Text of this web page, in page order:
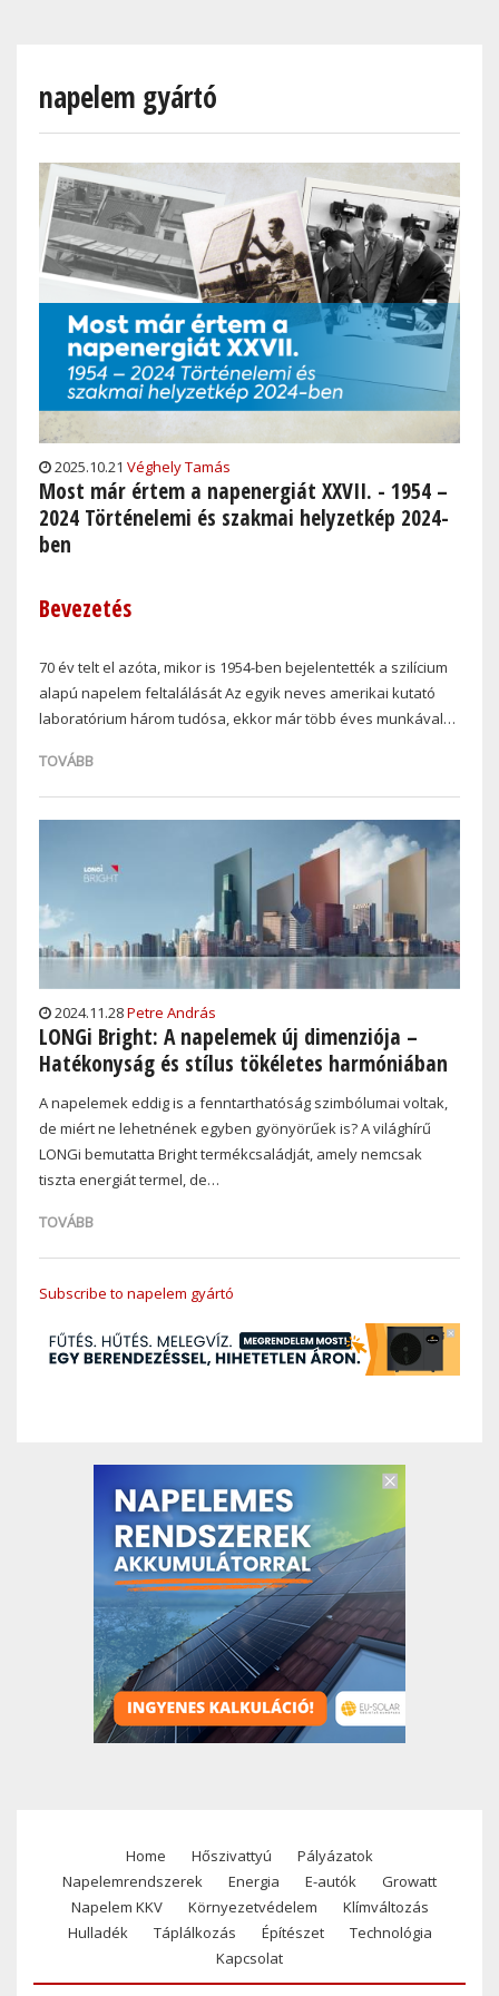
contentnapelem gyártó
2025.10.21 Véghely Tamás
Most már értem a napenergiát XXVII. - 1954 –
2024 Történelemi és szakmai helyzetkép 2024-
ben
Bevezetés
70 év telt el azóta, mikor is 1954-ben bejelentették a szilícium
alapú napelem feltalálását Az egyik neves amerikai kutató
laboratórium három tudósa, ekkor már több éves munkával…
TOVÁBB
2024.11.28Petre András
LONGi Bright: A napelemek új dimenziója –
Hatékonyság és stílus tökéletes harmóniában
A napelemek eddig is a fenntarthatóság szimbólumai voltak,
de miért ne lehetnének egyben gyönyörűek is? A világhírű
LONGi bemutatta Bright termékcsaládját, amely nemcsak
tiszta energiát termel, de…
TOVÁBB
Subscribe to napelem gyártó
Footer
menu
Home Hőszivattyú
Pályázatok
Napelemrendszerek
Energia E-autók
Growatt
Napelem KKV
Környezetvédelem
Klímváltozás
Hulladék
Táplálkozás Építészet
Technológia
Kapcsolat